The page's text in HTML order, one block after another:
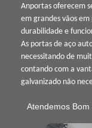
Anportas oferecem
em grandes vãos
durabilidade e
As portas de aço
necessitando de
contando com a
galvanizado não
Atendemos